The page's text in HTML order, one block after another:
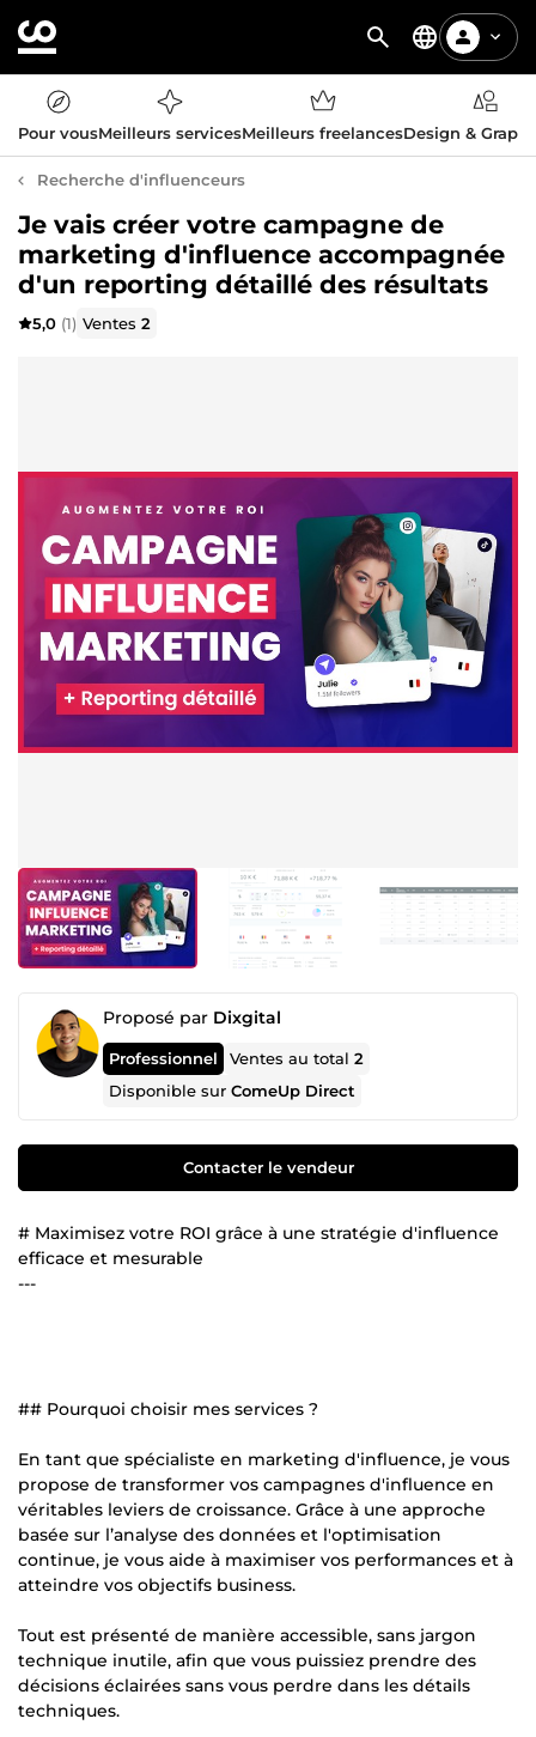
Pour vousMeilleurs servicesMeilleurs freelancesDesign &
Recherche d'influenceurs
Je vais créer votre campagne de
marketing d'influence accompagnée
d'un reporting détaillé des résultats
5,0 (1) Ventes2
Proposé par Dixgital
Professionnel Ventes au total2
Disponible surComeUp Direct
Contacter le vendeur
# Maximisez votre ROI grâce à une stratégie d'influence
efficace et mesurable
---
## Pourquoi choisir mes services ?
En tant que spécialiste en marketing d'influence, je vous
propose de transformer vos campagnes d'influence en
véritables leviers de croissance. Grâce à une approche
basée sur l’analyse des données et l'optimisation
continue, je vous aide à maximiser vos performances et à
atteindre vos objectifs business.
Tout est présenté de manière accessible, sans jargon
technique inutile, afin que vous puissiez prendre des
décisions éclairées sans vous perdre dans les détails
techniques.